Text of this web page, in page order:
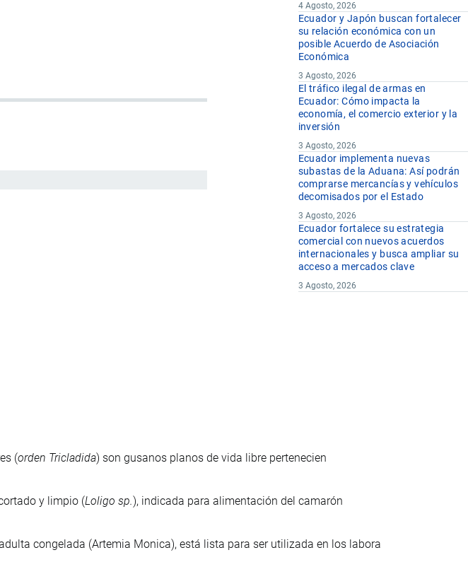
4 Agosto, 2026
Ecuador y Japón buscan fortalecer
su relación económica con un
posible Acuerdo de Asociación
Económica
3 Agosto, 2026
El tráfico ilegal de armas en
Ecuador: Cómo impacta la
economía, el comercio exterior y la
inversión
3 Agosto, 2026
Ecuador implementa nuevas
subastas de la Aduana: Así podrán
comprarse mercancías y vehículos
decomisados por el Estado
3 Agosto, 2026
Ecuador fortalece su estrategia
comercial con nuevos acuerdos
internacionales y busca ampliar su
acceso a mercados clave
3 Agosto, 2026
(orden Tricladida) son gusanos planos de vida libre pertenecien
y limpio (Loligo sp.), indicada para alimentación del camarón
congelada (Artemia Monica), está lista para ser utilizada en los labora